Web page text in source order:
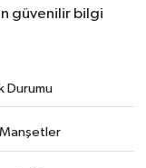
güvenilir bilgi
Durumu
Manşetler